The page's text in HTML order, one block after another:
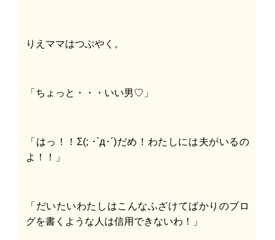
りえママはつぶやく。
「ちょっと・・・いい男♡」
「はっ！！Σ(; ･`д･´)だめ！わたしには夫がいるの
よ！！」
「だいたいわたしはこんなふざけてばかりのブロ
グを書くような人は信用できないわ！」